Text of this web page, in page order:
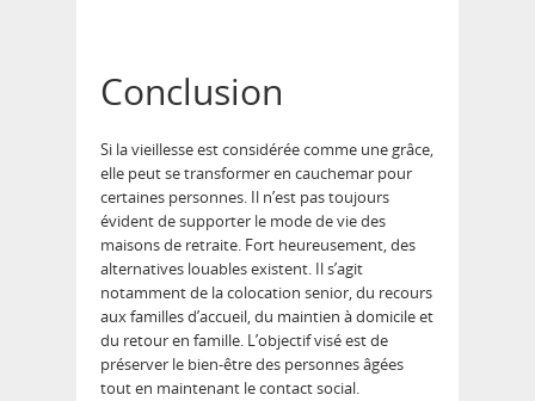
Conclusion
Si la vieillesse est considérée comme une grâce,
elle peut se transformer en cauchemar pour
certaines personnes. Il n’est pas toujours
évident de supporter le mode de vie des
maisons de retraite. Fort heureusement, des
alternatives louables existent. Il s’agit
notamment de la colocation senior, du recours
aux familles d’accueil, du maintien à domicile et
du retour en famille. L’objectif visé est de
préserver le bien-être des personnes âgées
tout en maintenant le contact social.